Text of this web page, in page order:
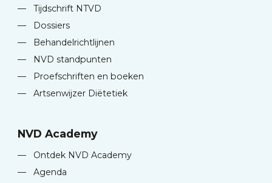
—
Tijdschrift NTVD
—
Dossiers
—
Behandelrichtlijnen
—
NVD standpunten
—
Proefschriften en boeken
—
Artsenwijzer Diëtetiek
NVD Academy
—
Ontdek NVD Academy
—
Agenda